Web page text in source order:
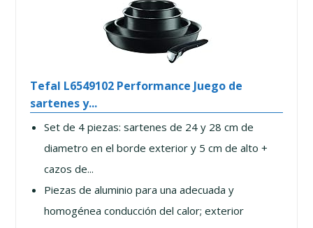
Tefal L6549102 Performance Juego de
sartenes y...
Set de 4 piezas: sartenes de 24 y 28 cm de
diametro en el borde exterior y 5 cm de alto +
cazos de...
Piezas de aluminio para una adecuada y
homogénea conducción del calor; exterior